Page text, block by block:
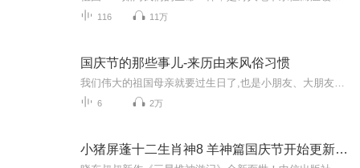
116 11万
国庆节的那些事儿-来历由来风俗习惯
6 2万
小猪屏蓬十二生肖神8 羊神篇国庆节开始更新啦！